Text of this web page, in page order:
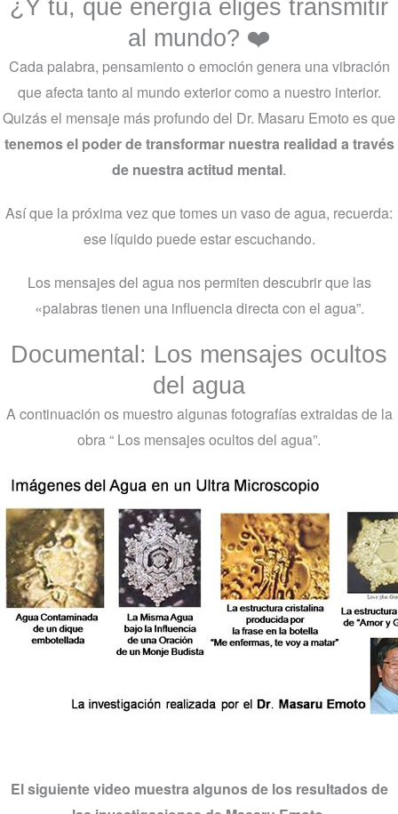
¿Y tú, qué energía eliges transmitir
al mundo? ❤️
Cada palabra, pensamiento o emoción genera una vibración
que afecta tanto al mundo exterior como a nuestro interior.
Quizás el mensaje más profundo del Dr. Masaru Emoto es que
tenemos el poder de transformar nuestra realidad a través
de nuestra actitud mental.
Así que la próxima vez que tomes un vaso de agua, recuerda:
ese líquido puede estar escuchando.
Los mensajes del agua nos permiten descubrir que las
«palabras tienen una influencia directa con el agua”.
Documental: Los mensajes ocultos
del agua
A continuación os muestro algunas fotografías extraidas de la
obra “ Los mensajes ocultos del agua”.
El siguiente video muestra algunos de los resultados de